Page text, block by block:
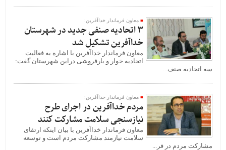
معاون فرماندار خداآفرین:
۳ اتحادیه صنفی جدید در شهرستان
خداآفرین تشکیل شد
معاون فرماندار خداآفرین با اشاره به فعالیت
اتحادیه خوار و بارفروشی دراین شهرستان گفت:
سه اتحادیه صنف...
معاون فرماندار خداآفرین:
مردم خداآفرین در اجرای طرح
نیازسنجی سلامت مشارکت کنند
معاون فرماندار خداآفرین با بیان اینکه ارتقای
سلامت نیازمند مشارکت مردم است و توسعه
مشارکت مردم در فر...